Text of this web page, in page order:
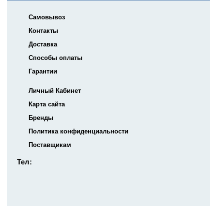
Самовывоз
Контакты
Доставка
Способы оплаты
Гарантии
Личный Кабинет
Карта сайта
Бренды
Политика конфиденциальности
Поставщикам
Тел: